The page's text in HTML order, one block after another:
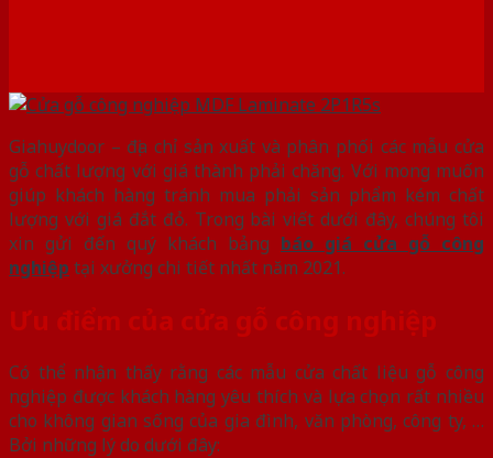
Giahuydoor – địa chỉ sản xuất và phân phối các mẫu cửa
gỗ chất lượng với giá thành phải chăng. Với mong muốn
giúp khách hàng tránh mua phải sản phẩm kém chất
lượng với giá đắt đỏ. Trong bài viết dưới đây, chúng tôi
xin gửi đến quý khách bảng báo giá cửa gỗ công
nghiệp tại xưởng chi tiết nhất năm 2021.
Ưu điểm của cửa gỗ công nghiệp
Có thể nhận thấy rằng các mẫu cửa chất liệu gỗ công
nghiệp được khách hàng yêu thích và lựa chọn rất nhiều
cho không gian sống của gia đình, văn phòng, công ty, …
Bởi những lý do dưới đây: